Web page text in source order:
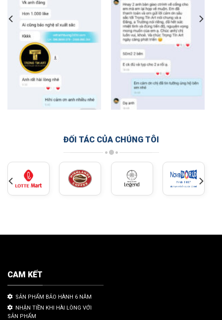
ĐỐI TÁC CỦA CHÚNG TÔI
CAM KẾT
SẢN PHẨM BẢO HÀNH 6 NĂM
NHẬN TIỀN KHI HÀI LÒNG VỚI
SẢN PHẨM